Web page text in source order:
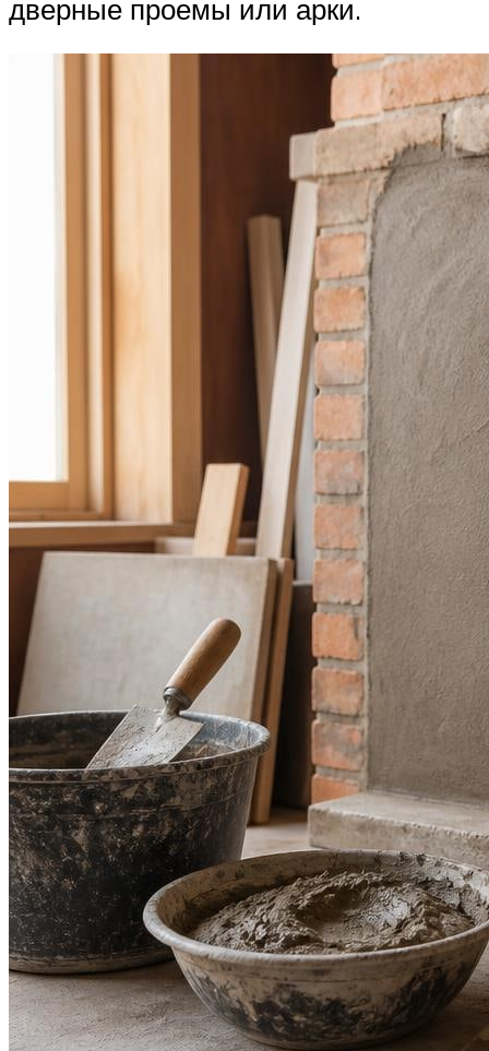
дверные проемы или арки.